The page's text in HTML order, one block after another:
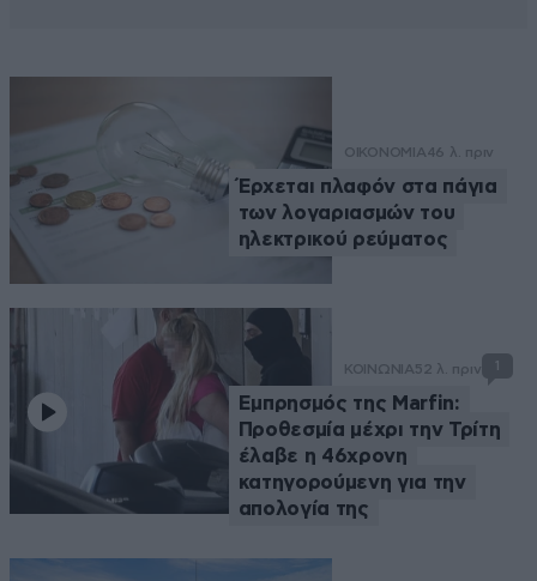
ΟΙΚΟΝΟΜΙΑ46 λ. πριν
Έρχεται πλαφόν στα πάγια
των λογαριασμών του
ηλεκτρικού ρεύματος
ΚΟΙΝΩΝΙΑ52 λ. πριν 1
Εμπρησμός της Marfin:
Προθεσμία μέχρι την Τρίτη
έλαβε η 46χρονη
κατηγορούμενη για την
απολογία της